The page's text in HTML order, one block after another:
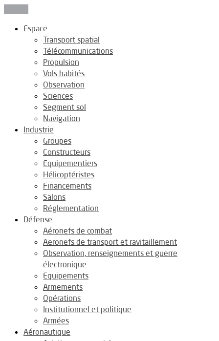
Espace
Transport spatial
Télécommunications
Propulsion
Vols habités
Observation
Sciences
Segment sol
Navigation
Industrie
Groupes
Constructeurs
Equipementiers
Hélicoptéristes
Financements
Salons
Réglementation
Défense
Aéronefs de combat
Aeronefs de transport et ravitaillement
Observation, renseignements et guerre
électronique
Equipements
Armements
Opérations
Institutionnel et politique
Armées
Aéronautique